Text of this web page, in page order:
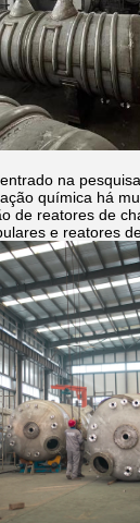
na
química há
de reatores de
e reatores